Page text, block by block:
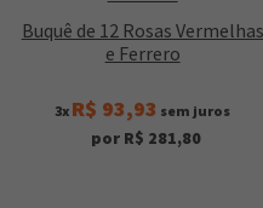
Buquê de 12 Rosas Vermelhas
e Ferrero
3x R$ 93,93 sem juros
por R$ 281,80